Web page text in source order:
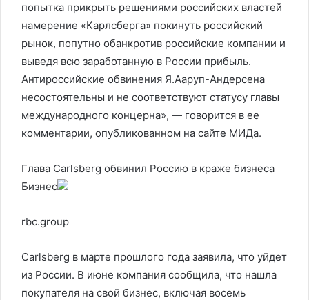
попытка прикрыть решениями российских властей
намерение «Карлсберга» покинуть российский
рынок, попутно обанкротив российские компании и
выведя всю заработанную в России прибыль.
Антироссийские обвинения Я.Ааруп-Андерсена
несостоятельны и не соответствуют статусу главы
международного концерна», — говорится в ее
комментарии, опубликованном на сайте МИДа.
Глава Carlsberg обвинил Россию в краже бизнеса
Бизнес
rbc.group
Carlsberg в марте прошлого года заявила, что уйдет
из России. В июне компания сообщила, что нашла
покупателя на свой бизнес, включая восемь